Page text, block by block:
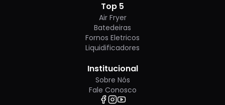
Top 5
Air Fryer
Batedeiras
Fornos Eletricos
Liquidificadores
Institucional
Sobre Nós
Fale Conosco